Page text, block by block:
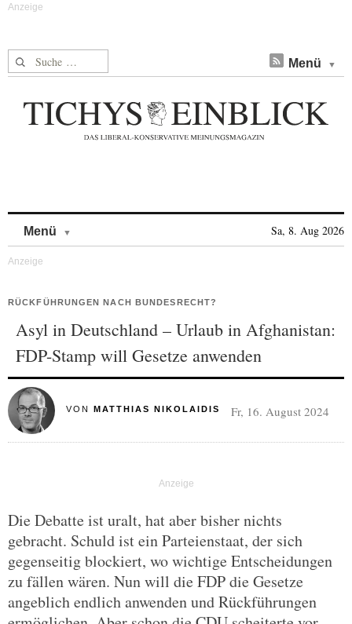
Suche nach: Menü
Menü Sa, 8. Aug 2026
RÜCKFÜHRUNGEN NACH BUNDESRECHT?
Asyl in Deutschland – Urlaub in Afghanistan:
FDP-Stamp will Gesetze anwenden
VON MATTHIAS NIKOLAIDIS Fr, 16. August 2024
Die Debatte ist uralt, hat aber bisher nichts
gebracht. Schuld ist ein Parteienstaat, der sich
gegenseitig blockiert, wo wichtige Entscheidungen
zu fällen wären. Nun will die FDP die Gesetze
angeblich endlich anwenden und Rückführungen